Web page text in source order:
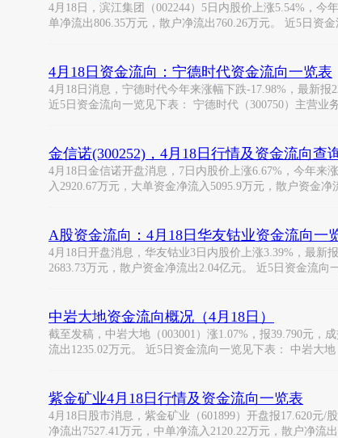
4月18日，滨江集团（002244）5日内股价上涨5.54%，今
单净流出806.35万元，散户净流出760.26万元。 近5日资
4月18日资金流向：宁德时代资金流向一览表
4月18日消息，宁德时代今年来涨幅下跌-17.98%，最新报
近5日资金流向一览见下表： 宁德时代（300750）主营业
金信诺(300252)，4月18日行情及资金流向查
4月18日金信诺开盘消息，7日内股价上涨6.67%，今年来
入2920.67万元，大单资金净流入5095.9万元，散户资金净
A股资金流向：4月18日华友钴业资金流向一
4月18日开盘消息，华友钴业3日内股价上涨3.39%，最新
2683.73万元，散户资金净流出2.04亿元。 近5日资金流向
中岩大地资金流向概况（4月18日）
截至发稿，中岩大地（003001）涨1.07%，报39.790元，
流出1235.02万元。 近5日资金流向一览见下表： 中岩大地
紫金矿业4月18日行情及资金流向一览表
4月18日股市消息，紫金矿业（601899）开盘报17.620元/
净流出7527.41万元，中单净流入2120.22万元，散户净流